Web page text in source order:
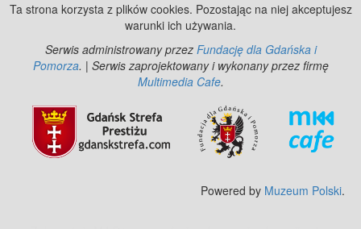
Ta strona korzysta z plików cookies. Pozostając na niej akceptujesz
warunki ich używania.
Serwis administrowany przez Fundację dla Gdańska i
Pomorza. | Serwis zaprojektowany i wykonany przez firmę
Multimedia Cafe.
Powered by Muzeum Polski.